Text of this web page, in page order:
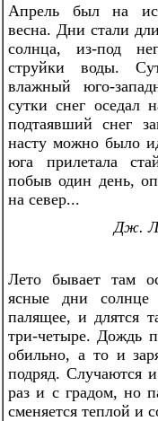
Апрель был на
весна. Дни стали
солнца, из-под
струйки воды.
влажный юго-
сутки снег оседал
подтаявший снег
насту можно было
юга прилетала
побыв один день,
на север...
Дж.
Лето бывает там
ясные дни
палящее, и длятся
три-четыре. Дождь
обильно, а то и
подряд. Случаются
раз и с градом, но
сменяется теплой и